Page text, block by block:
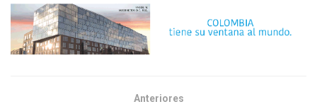
Anteriores